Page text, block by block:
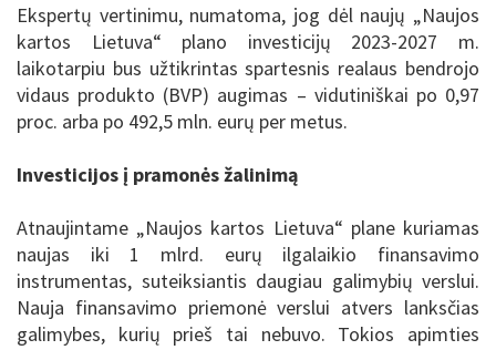
Ekspertų vertinimu, numatoma, jog dėl naujų „Naujos
kartos Lietuva“ plano investicijų 2023-2027 m.
laikotarpiu bus užtikrintas spartesnis realaus bendrojo
vidaus produkto (BVP) augimas – vidutiniškai po 0,97
proc. arba po 492,5 mln. eurų per metus.
Investicijos į pramonės žalinimą
Atnaujintame „Naujos kartos Lietuva“ plane kuriamas
naujas iki 1 mlrd. eurų ilgalaikio finansavimo
instrumentas, suteiksiantis daugiau galimybių verslui.
Nauja finansavimo priemonė verslui atvers lanksčias
galimybes, kurių prieš tai nebuvo. Tokios apimties